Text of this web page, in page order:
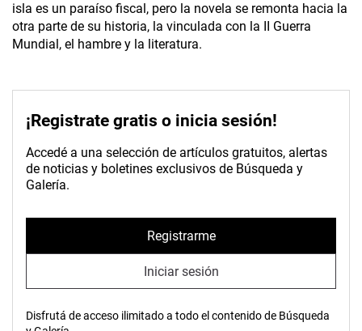
isla es un paraíso fiscal, pero la novela se remonta hacia la
otra parte de su historia, la vinculada con la II Guerra
Mundial, el hambre y la literatura.
¡Registrate gratis o inicia sesión!
Accedé a una selección de artículos gratuitos, alertas
de noticias y boletines exclusivos de Búsqueda y
Galería.
Registrarme
Iniciar sesión
Disfrutá de acceso ilimitado a todo el contenido de Búsqueda